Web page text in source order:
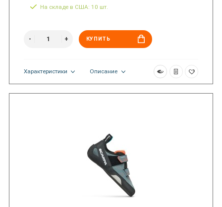
На складе в США: 10 шт.
КУПИТЬ
Характеристики Описание